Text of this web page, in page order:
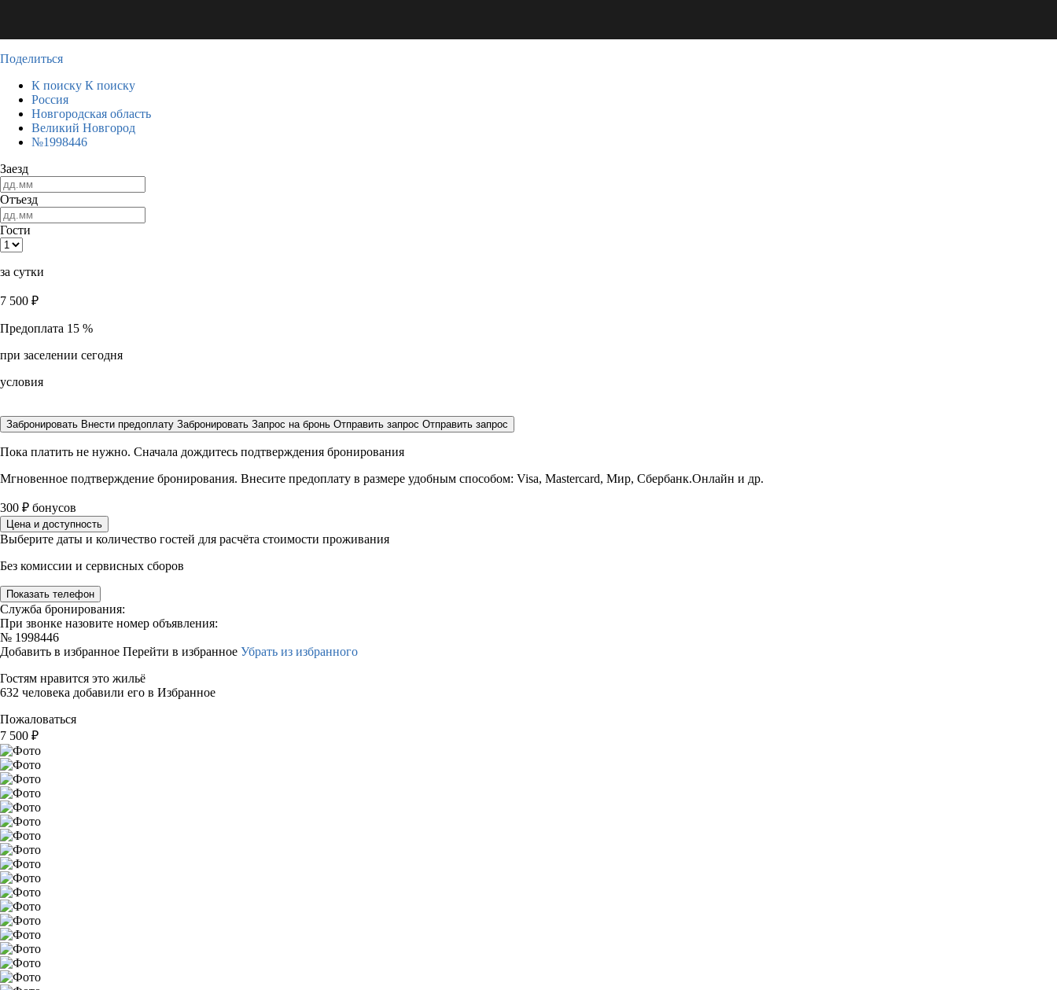
Поделиться
К поиску К поиску
Россия
Новгородская область
Великий Новгород
№1998446
Заезд
Отъезд
Гости
за сутки
7 500 ₽
Предоплата 15 %
при заселении сегодня
условия
Забронировать Внести предоплату Забронировать Запрос на бронь Отправить запрос Отправить запрос
Пока платить не нужно. Сначала дождитесь подтверждения бронирования
Мгновенное подтверждение бронирования. Внесите предоплату в размере удобным способом: Visa, Mastercard, Мир, Сбербанк.Онлайн и др.
300 ₽ бонусов
Цена и доступность
Выберите даты и количество гостей для расчёта стоимости проживания
Без комиссии и сервисных сборов
Показать телефон
Служба бронирования:
При звонке назовите номер объявления:
№ 1998446
Добавить в избранное Перейти в избранное Убрать из избранного
Гостям нравится это жильё
632 человека добавили его в Избранное
Пожаловаться
7 500 ₽